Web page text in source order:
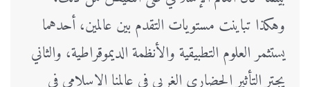
وهكذا تباينت مستويات التقدم بين عالمين، أحدهما
يستثمر العلوم التطبيقية والأنظمة الديموقراطية، والثاني
يجتر التأثير الحضاري الغربي في عالمنا الإسلامي في